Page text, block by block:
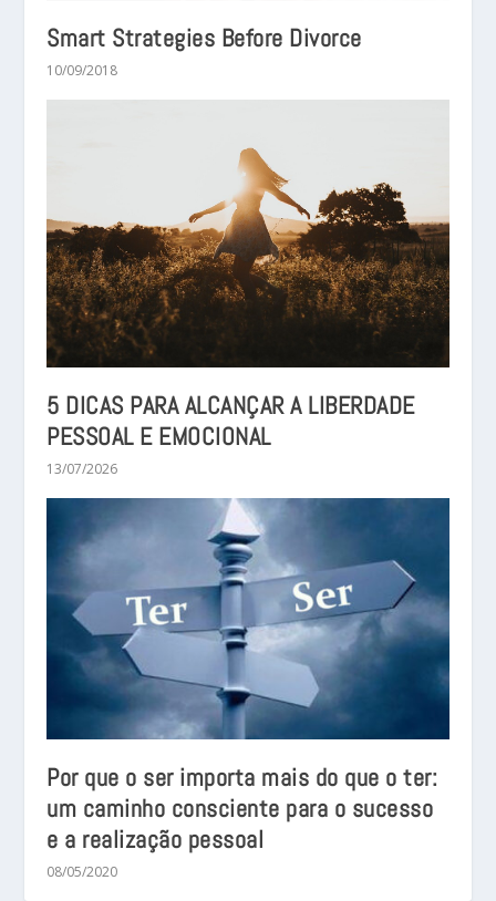
Smart Strategies Before Divorce
10/09/2018
5 DICAS PARA ALCANÇAR A LIBERDADE
PESSOAL E EMOCIONAL
13/07/2026
Por que o ser importa mais do que o ter:
um caminho consciente para o sucesso
e a realização pessoal
08/05/2020